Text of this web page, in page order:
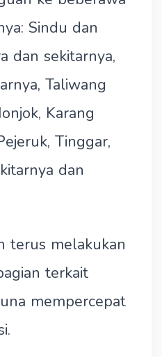
Sindu dan
dan sekitarnya,
Taliwang
Karang
Tinggar,
dan
terus melakukan
terkait
mempercepat